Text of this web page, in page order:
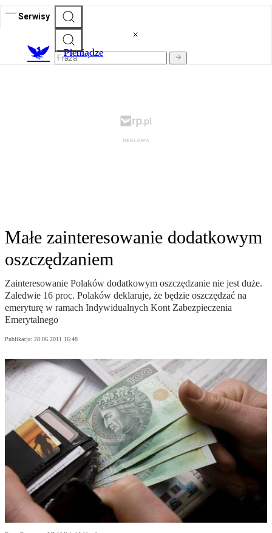
Serwisy
Pieniądze
Małe zainteresowanie dodatkowym
oszczędzaniem
Zainteresowanie Polaków dodatkowym oszczędzanie nie jest duże.
Zaledwie 16 proc. Polaków deklaruje, że będzie oszczędzać na
emeryturę w ramach Indywidualnych Kont Zabezpieczenia
Emerytalnego
Publikacja: 28.06.2011 16:48